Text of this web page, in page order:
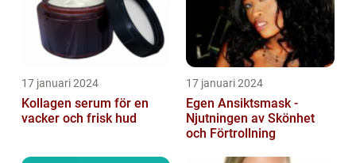
17 januari 2024
Kollagen serum för en
vacker och frisk hud
17 januari 2024
Egen Ansiktsmask -
Njutningen av Skönhet
och Förtrollning